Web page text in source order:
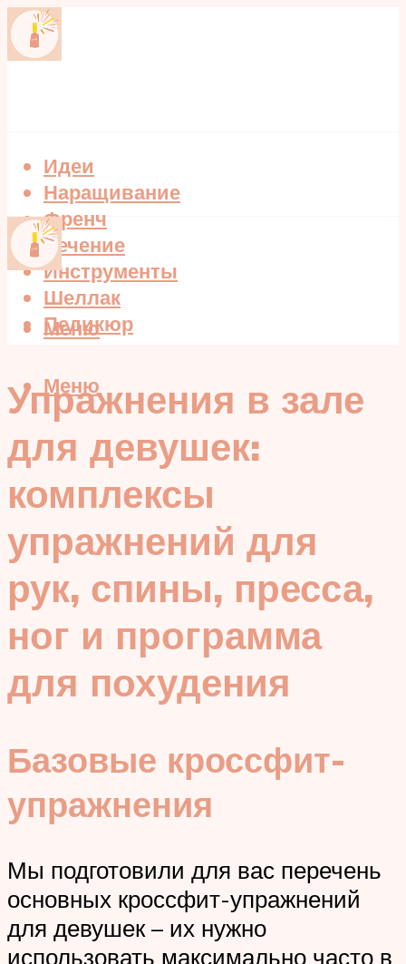
Идеи
Наращивание
Френч
Лечение
Инструменты
Шеллак
Педикюр
Меню
Меню
Упражнения в зале
для девушек:
комплексы
упражнений для
рук, спины, пресса,
ног и программа
для похудения
Базовые кроссфит-
упражнения
Мы подготовили для вас перечень
основных кроссфит-упражнений
для девушек – их нужно
использовать максимально часто в